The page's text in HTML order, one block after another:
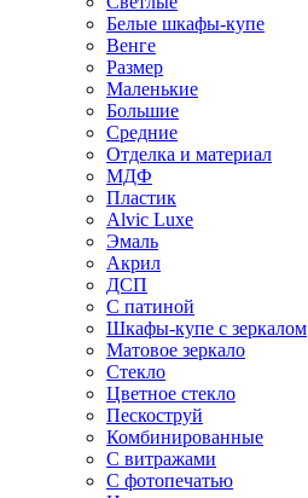
Белые шкафы-купе
Венге
Размер
Маленькие
Большие
Средние
Отделка и материал
МДФ
Пластик
Alvic Luxe
Эмаль
Акрил
ДСП
С патиной
Шкафы-купе с зеркалом
Матовое зеркало
Стекло
Цветное стекло
Пескоструй
Комбинированные
С витражами
С фотопечатью